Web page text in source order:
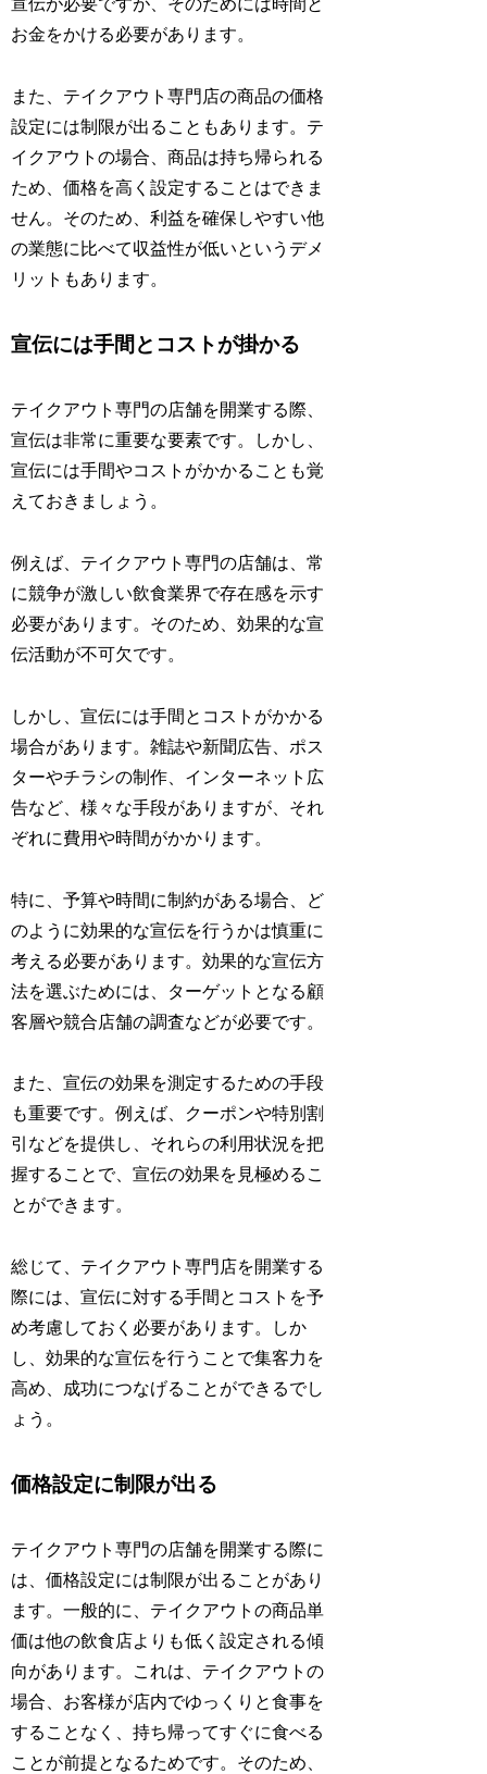
宣伝が必要ですが、そのためには時間と
お金をかける必要があります。
また、テイクアウト専門店の商品の価格
設定には制限が出ることもあります。テ
イクアウトの場合、商品は持ち帰られる
ため、価格を高く設定することはできま
せん。そのため、利益を確保しやすい他
の業態に比べて収益性が低いというデメ
リットもあります。
宣伝には手間とコストが掛かる
テイクアウト専門の店舗を開業する際、
宣伝は非常に重要な要素です。しかし、
宣伝には手間やコストがかかることも覚
えておきましょう。
例えば、テイクアウト専門の店舗は、常
に競争が激しい飲食業界で存在感を示す
必要があります。そのため、効果的な宣
伝活動が不可欠です。
しかし、宣伝には手間とコストがかかる
場合があります。雑誌や新聞広告、ポス
ターやチラシの制作、インターネット広
告など、様々な手段がありますが、それ
ぞれに費用や時間がかかります。
特に、予算や時間に制約がある場合、ど
のように効果的な宣伝を行うかは慎重に
考える必要があります。効果的な宣伝方
法を選ぶためには、ターゲットとなる顧
客層や競合店舗の調査などが必要です。
また、宣伝の効果を測定するための手段
も重要です。例えば、クーポンや特別割
引などを提供し、それらの利用状況を把
握することで、宣伝の効果を見極めるこ
とができます。
総じて、テイクアウト専門店を開業する
際には、宣伝に対する手間とコストを予
め考慮しておく必要があります。しか
し、効果的な宣伝を行うことで集客力を
高め、成功につなげることができるでし
ょう。
価格設定に制限が出る
テイクアウト専門の店舗を開業する際に
は、価格設定には制限が出ることがあり
ます。一般的に、テイクアウトの商品単
価は他の飲食店よりも低く設定される傾
向があります。これは、テイクアウトの
場合、お客様が店内でゆっくりと食事を
することなく、持ち帰ってすぐに食べる
ことが前提となるためです。そのため、